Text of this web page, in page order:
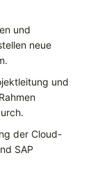
und
neue
und
der Cloud-
SAP